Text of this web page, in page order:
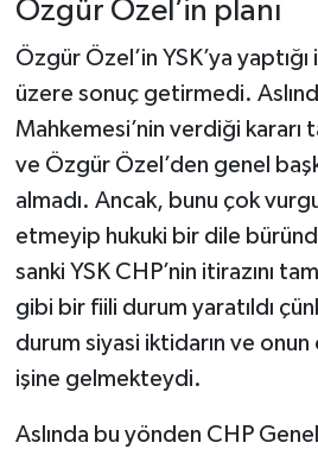
Özgür Özel’in planı
Özgür Özel’in YSK’ya
üzere sonuç getirmedi.
Mahkemesi’nin verdiği kararı
ve Özgür Özel’den genel
almadı. Ancak, bunu çok
etmeyip hukuki bir dile
sanki YSK CHP’nin itirazını
gibi bir fiili durum yaratıldı
durum siyasi iktidarın ve onun
işine gelmekteydi.
Aslında bu yönden CHP